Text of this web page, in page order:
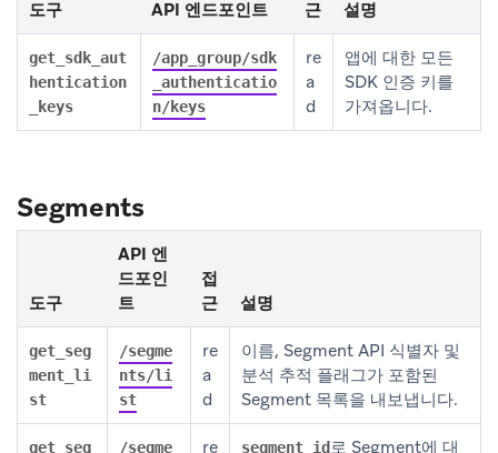
도구 API 엔드포인트
근
설명
get_sdk_aut
hentication
_keys
/app_group/sdk
_authenticatio
n/keys
re
a
d
앱에 대한 모든
SDK 인증 키를
가져옵니다.
Segments
도구
API 엔
드포인
트
접
근
설명
get_seg
ment_li
st
/segme
nts/li
st
re
a
d
이름, Segment API 식별자 및
분석 추적 플래그가 포함된
Segment 목록을 내보냅니다.
get_seg /segme re segment_id로 Segment에 대